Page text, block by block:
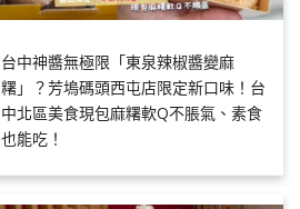
台中神醬無極限「東泉辣椒醬變麻
糬」？芳塢碼頭西屯店限定新口味！台
中北區美食現包麻糬軟Q不脹氣、素食
也能吃！